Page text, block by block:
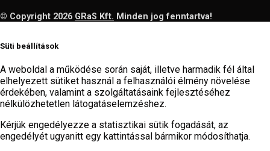
© Copyright 2026 GRaS Kft. Minden jog fenntartva!
Süti beállítások
A weboldal a működése során saját, illetve harmadik fél által
elhelyezett sütiket használ a felhasználói élmény növelése
érdekében, valamint a szolgáltatásaink fejlesztéséhez
nélkülözhetetlen látogatáselemzéshez.
Kérjük engedélyezze a statisztikai sütik fogadását, az
engedélyét ugyanitt egy kattintással bármikor módosíthatja.